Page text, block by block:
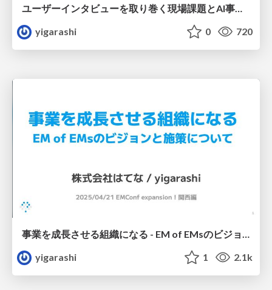
yigarashi
0 720
事業を成長させる組織になる - EM of EMsのビジョンと施策について
yigarashi
1 2.1k